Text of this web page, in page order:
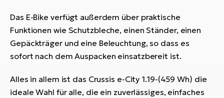
Das E-Bike verfügt außerdem über praktische
Funktionen wie Schutzbleche, einen Ständer, einen
Gepäckträger und eine Beleuchtung, so dass es
sofort nach dem Auspacken einsatzbereit ist.
Alles in allem ist das Crussis e-City 1.19-(459 Wh) die
ideale Wahl für alle, die ein zuverlässiges, einfaches